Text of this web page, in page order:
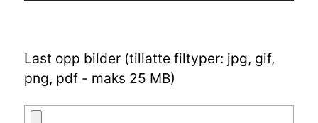
Last opp bilder (tillatte filtyper: jpg, gif,
png, pdf - maks 25 MB)